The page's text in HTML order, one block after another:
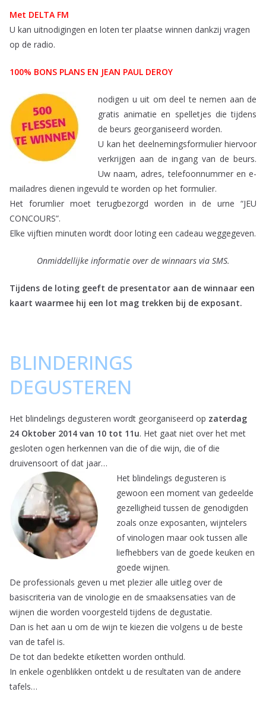
Met DELTA FM
U kan uitnodigingen en loten ter plaatse winnen dankzij vragen
op de radio.
100% BONS PLANS EN JEAN PAUL DEROY
nodigen u uit om deel te nemen aan de
gratis animatie en spelletjes die tijdens
de beurs georganiseerd worden.
U kan het deelnemingsformulier hiervoor
verkrijgen aan de ingang van de beurs.
Uw naam, adres, telefoonnummer en e-
mailadres dienen ingevuld te worden op het formulier.
Het forumlier moet terugbezorgd worden in de urne “JEU
CONCOURS”.
Elke vijftien minuten wordt door loting een cadeau weggegeven.
Onmiddellijke informatie over de winnaars via SMS.
Tijdens de loting geeft de presentator aan de winnaar een
kaart waarmee hij een lot mag trekken bij de exposant.
BLINDERINGS
DEGUSTEREN
Het blindelings degusteren wordt georganiseerd op zaterdag
24 Oktober 2014 van 10 tot 11u. Het gaat niet over het met
gesloten ogen herkennen van die of die wijn, die of die
druivensoort of dat jaar…
Het blindelings degusteren is
gewoon een moment van gedeelde
gezelligheid tussen de genodigden
zoals onze exposanten, wijntelers
of vinologen maar ook tussen alle
liefhebbers van de goede keuken en
goede wijnen.
De professionals geven u met plezier alle uitleg over de
basiscriteria van de vinologie en de smaaksensaties van de
wijnen die worden voorgesteld tijdens de degustatie.
Dan is het aan u om de wijn te kiezen die volgens u de beste
van de tafel is.
De tot dan bedekte etiketten worden onthuld.
In enkele ogenblikken ontdekt u de resultaten van de andere
tafels…